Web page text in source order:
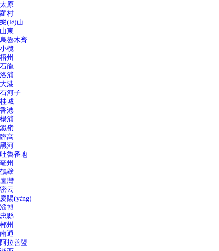
太原
羅村
樂(lè)山
山東
烏魯木齊
小欖
梧州
石龍
洛浦
大港
石河子
桂城
香港
楊浦
鐵嶺
臨高
黑河
吐魯番地
亳州
鶴壁
盧灣
密云
慶陽(yáng)
淄博
忠縣
郴州
南通
阿拉善盟